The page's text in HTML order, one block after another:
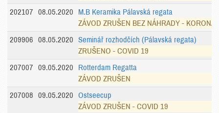
202107
08.05.2020
M.B Keramika Pálavská regata
ZÁVOD ZRUŠEN BEZ NÁHRADY -
209906
08.05.2020
Seminář rozhodčích (Pálavská regata)
ZRUŠENO - COVID 19
207007
09.05.2020
Rotterdam Regatta
ZÁVOD ZRUŠEN
207008
09.05.2020
Ostseecup
ZÁVOD ZRUŠEN - COVID 19